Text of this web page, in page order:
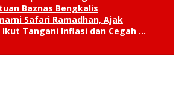
Baznas Bengkalis
Safari Ramadhan, Ajak
Tangani Inflasi dan Cegah …